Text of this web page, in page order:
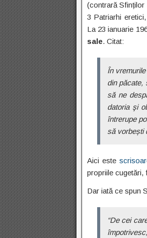
(contrară
3 Patriarhi
La 23 ianuarie
sale. Citat:
În
din păcate,
să ne
datoria şi
întrerupe
să vorbești
Aici este
propriile cugetări,
Dar iată ce spun
“De cei